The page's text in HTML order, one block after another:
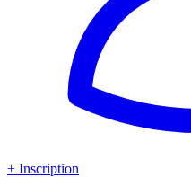
+ Inscription